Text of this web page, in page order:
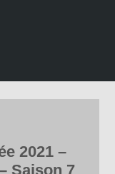
2021 –
Saison 7